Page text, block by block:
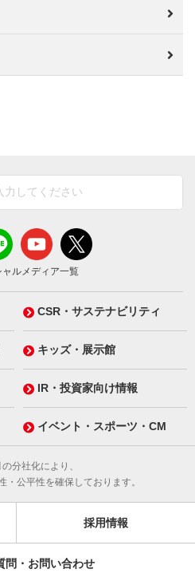
ルメディア一覧
CSR・サステナビリティ
キッズ・展示館
IR・投資家向け情報
イベント・スポーツ・CM
分社化により、
・公平性を確保しております。
採用情報
問・お問い合わせ